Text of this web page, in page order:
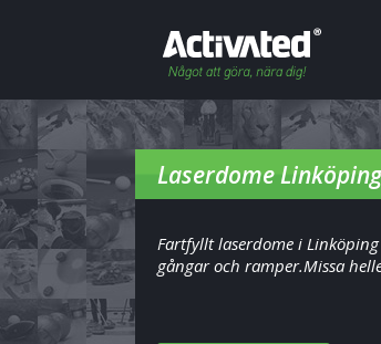
Laserdome Linköping
Fartfyllt laserdome i
gångar och ramper.Missa